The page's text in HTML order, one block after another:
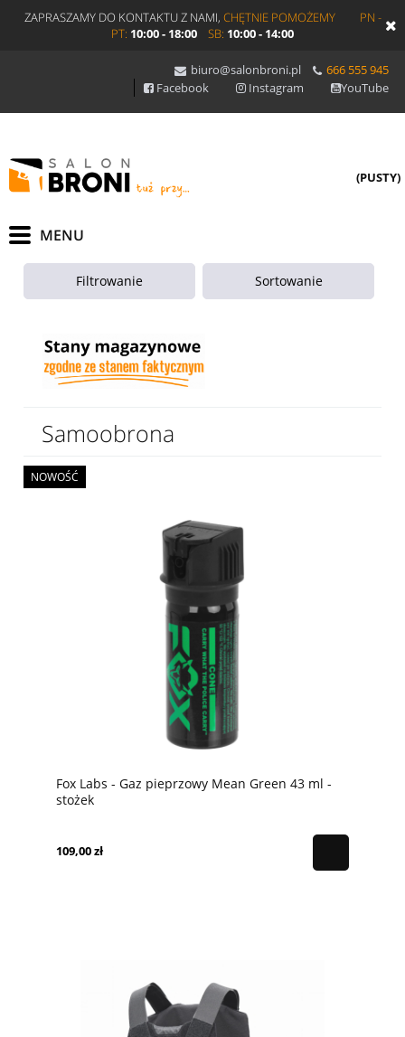
ZAPRASZAMY DO KONTAKTU Z NAMI, CHĘTNIE POMOŻEMY
PN -
PT: 10:00 - 18:00 SB: 10:00 - 14:00
biuro@salonbroni.pl
666 555 945
Facebook
Instagram YouTube
(PUSTY)
Filtrowanie Sortowanie
Samoobrona
Fox Labs - Gaz pieprzowy Mean Green 43 ml -
stożek
109,00 zł
NOWOŚĆ